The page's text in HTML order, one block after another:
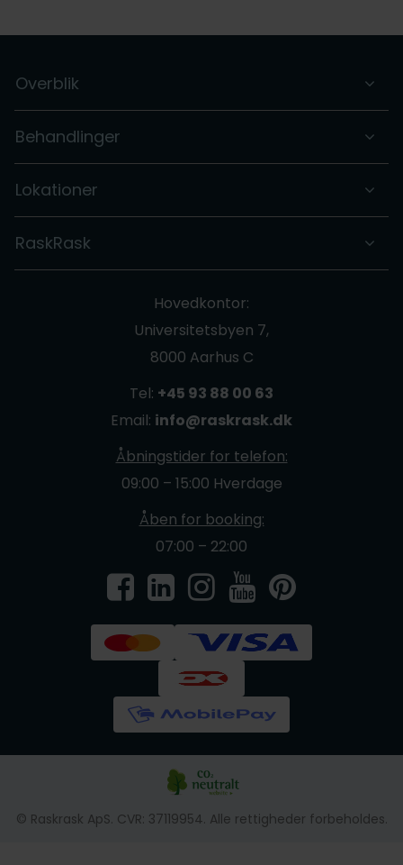
Overblik
Behandlinger
Lokationer
RaskRask
Hovedkontor:
Universitetsbyen 7,
8000 Aarhus C
Tel: +45 93 88 00 63
Email: info@raskrask.dk
Åbningstider for telefon:
09:00 – 15:00 Hverdage
Åben for booking:
07:00 – 22:00
© Raskrask ApS. CVR: 37119954. Alle rettigheder forbeholdes.